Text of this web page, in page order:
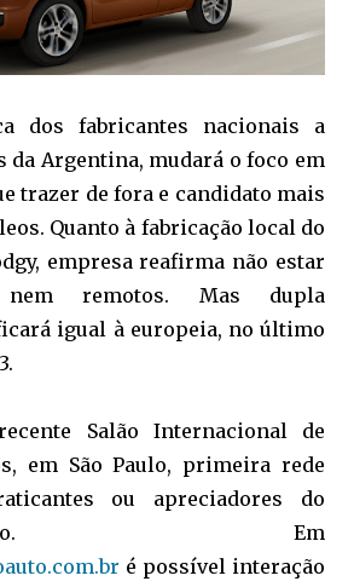
dos fabricantes nacionais a
da Argentina, mudará o foco em
trazer de fora e candidato mais
Quanto à fabricação local do
empresa reafirma não estar
remotos. Mas dupla
igual à europeia, no último
Salão Internacional de
em São Paulo, primeira rede
ou apreciadores do
Em
é possível interação